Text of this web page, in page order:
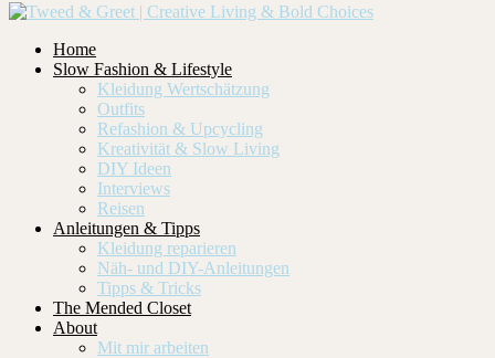
Home
Slow Fashion & Lifestyle
Kleidung Wertschätzung
Outfits
Refashion & Upcycling
Kreativität & Slow Living
DIY Ideen
Interviews
Reisen
Anleitungen & Tipps
Kleidung reparieren
Näh- und DIY-Anleitungen
Tipps & Tricks
The Mended Closet
About
Mit mir arbeiten